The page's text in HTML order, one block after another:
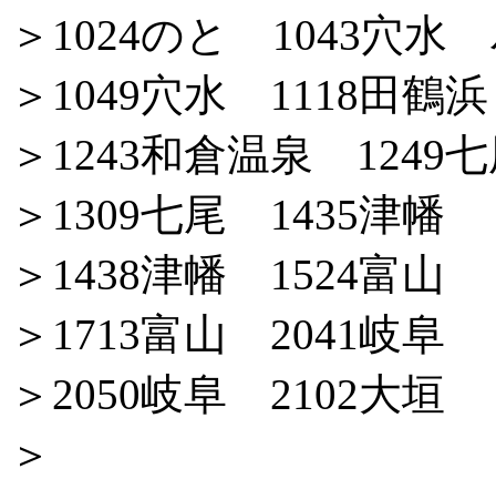
＞1024のと 1043穴
＞1049穴水 1118田鶴浜
＞1243和倉温泉 1249
＞1309七尾 1435津幡
＞1438津幡 1524富山
＞1713富山 2041岐阜
＞2050岐阜 2102大垣
＞